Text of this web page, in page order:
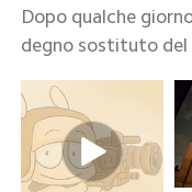
Dopo qualche
degno sostituto del